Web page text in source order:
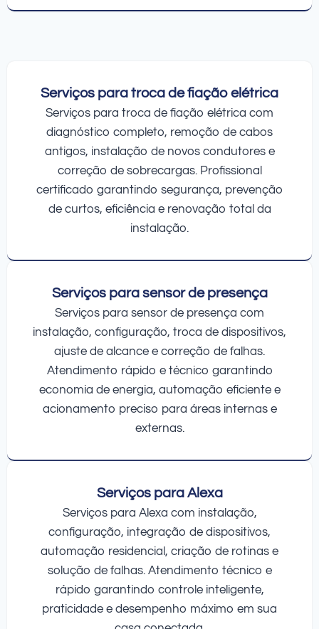
Serviços para troca de fiação elétrica
Serviços para troca de fiação elétrica com
diagnóstico completo, remoção de cabos
antigos, instalação de novos condutores e
correção de sobrecargas. Profissional
certificado garantindo segurança, prevenção
de curtos, eficiência e renovação total da
instalação.
Serviços para sensor de presença
Serviços para sensor de presença com
instalação, configuração, troca de dispositivos,
ajuste de alcance e correção de falhas.
Atendimento rápido e técnico garantindo
economia de energia, automação eficiente e
acionamento preciso para áreas internas e
externas.
Serviços para Alexa
Serviços para Alexa com instalação,
configuração, integração de dispositivos,
automação residencial, criação de rotinas e
solução de falhas. Atendimento técnico e
rápido garantindo controle inteligente,
praticidade e desempenho máximo em sua